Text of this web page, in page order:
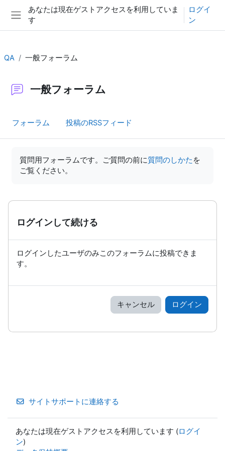
メインコンテンツへスキップする
サイドパネル
あなたは現在ゲストアクセスを利用していま
す
ログイ
ン
QA 一般フォーラム
一般フォーラム
フォーラム 投稿のRSSフィード
質問用フォーラムです。ご質問の前に質問のしかた を
ご覧ください。
ログインして続ける
ログインしたユーザのみこのフォーラムに投稿できま
す。
キャンセル ログイン
サイトサポートに連絡する
あなたは現在ゲストアクセスを利用しています (ログイ
ン)